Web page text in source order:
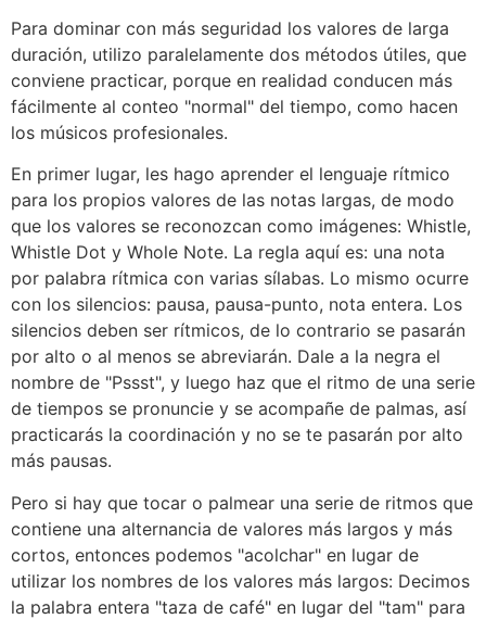
Para dominar con más seguridad los valores de larga
duración, utilizo paralelamente dos métodos útiles, que
conviene practicar, porque en realidad conducen más
fácilmente al conteo "normal" del tiempo, como hacen
los músicos profesionales.
En primer lugar, les hago aprender el lenguaje rítmico
para los propios valores de las notas largas, de modo
que los valores se reconozcan como imágenes: Whistle,
Whistle Dot y Whole Note. La regla aquí es: una nota
por palabra rítmica con varias sílabas. Lo mismo ocurre
con los silencios: pausa, pausa-punto, nota entera. Los
silencios deben ser rítmicos, de lo contrario se pasarán
por alto o al menos se abreviarán. Dale a la negra el
nombre de "Pssst", y luego haz que el ritmo de una serie
de tiempos se pronuncie y se acompañe de palmas, así
practicarás la coordinación y no se te pasarán por alto
más pausas.
Pero si hay que tocar o palmear una serie de ritmos que
contiene una alternancia de valores más largos y más
cortos, entonces podemos "acolchar" en lugar de
utilizar los nombres de los valores más largos: Decimos
la palabra entera "taza de café" en lugar del "tam" para